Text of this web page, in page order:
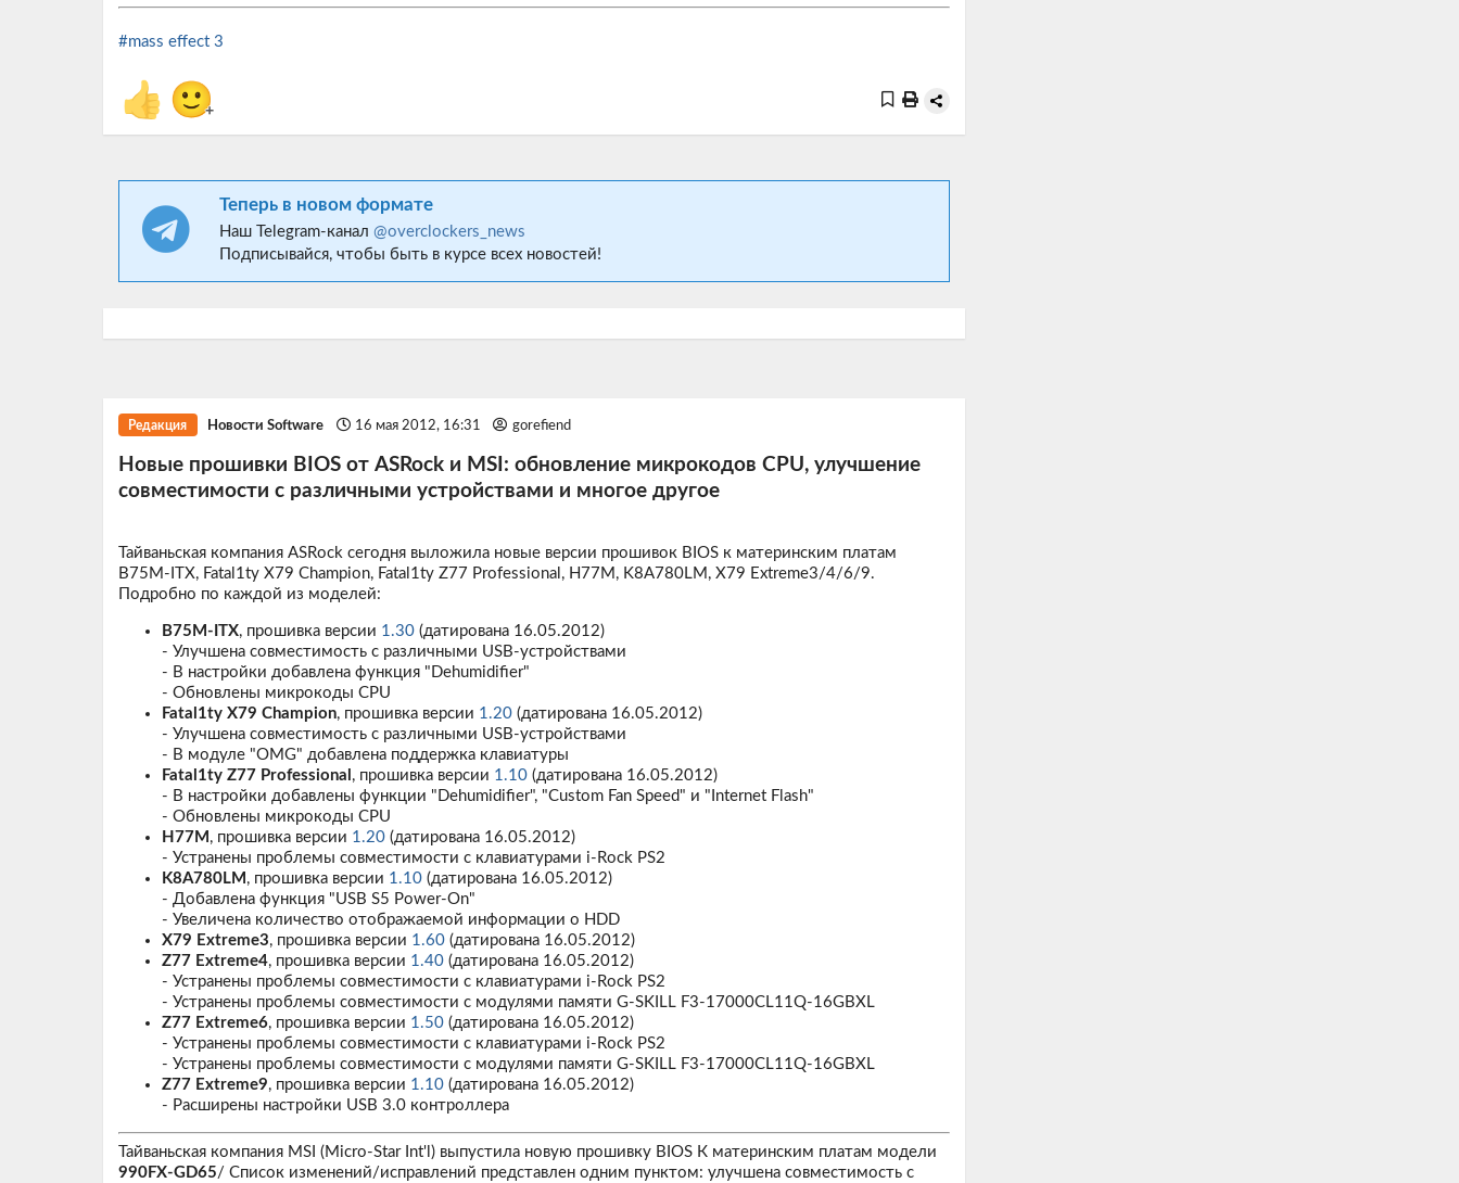
#mass effect 3
👍 🙂
+
Теперь в новом формате
Наш Telegram-канал @overclockers_news
Подписывайся, чтобы быть в курсе всех новостей!
Редакция Новости Software 16 мая 2012, 16:31 gorefiend
Новые прошивки BIOS от ASRock и MSI: обновление микрокодов CPU, улучшение
совместимости с различными устройствами и многое другое
Тайваньская компания ASRock сегодня выложила новые версии прошивок BIOS к материнским платам
B75M-ITX, Fatal1ty X79 Champion, Fatal1ty Z77 Professional, H77M, K8A780LM, X79 Extreme3/4/6/9.
Подробно по каждой из моделей:
B75M-ITX, прошивка версии 1.30(датирована 16.05.2012)
- Улучшена совместимость с различными USB-устройствами
- В настройки добавлена функция "Dehumidifier"
- Обновлены микрокоды CPU
Fatal1ty X79 Champion, прошивка версии 1.20(датирована 16.05.2012)
- Улучшена совместимость с различными USB-устройствами
- В модуле "OMG" добавлена поддержка клавиатуры
Fatal1ty Z77 Professional , прошивка версии 1.10(датирована 16.05.2012)
- В настройки добавлены функции "Dehumidifier", "Custom Fan Speed" и "Internet Flash"
- Обновлены микрокоды CPU
H77M , прошивка версии 1.20(датирована 16.05.2012)
- Устранены проблемы совместимости с клавиатурами i-Rock PS2
K8A780LM , прошивка версии 1.10(датирована 16.05.2012)
- Добавлена функция "USB S5 Power-On"
- Увеличена количество отображаемой информации о HDD
X79 Extreme3, прошивка версии 1.60(датирована 16.05.2012)
Z77 Extreme4, прошивка версии 1.40(датирована 16.05.2012)
- Устранены проблемы совместимости с клавиатурами i-Rock PS2
- Устранены проблемы совместимости с модулями памяти G-SKILL F3-17000CL11Q-16GBXL
Z77 Extreme6, прошивка версии 1.50(датирована 16.05.2012)
- Устранены проблемы совместимости с клавиатурами i-Rock PS2
- Устранены проблемы совместимости с модулями памяти G-SKILL F3-17000CL11Q-16GBXL
Z77 Extreme9, прошивка версии 1.10(датирована 16.05.2012)
- Расширены настройки USB 3.0 контроллера
Тайваньская компания MSI (Micro-Star Int'l) выпустила новую прошивку BIOS К материнским платам модели
990FX-GD65/ Cписок изменений/исправлений представлен одним пунктом: улучшена совместимость с